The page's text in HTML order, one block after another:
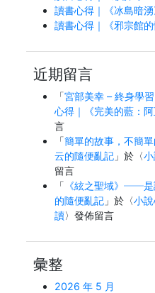
讀書心得｜《冰島暗
讀書心得｜《邪宗館的
近期留言
「宮部美幸 – 終身學
心得｜《完美的藍：阿
言
「簡單的故事，不簡
云的隨便亂記 」於〈小
留言
「 《絃之聖域》──
的隨便亂記 」於〈小
讀〉發佈留言
彙整
2026 年 5 月